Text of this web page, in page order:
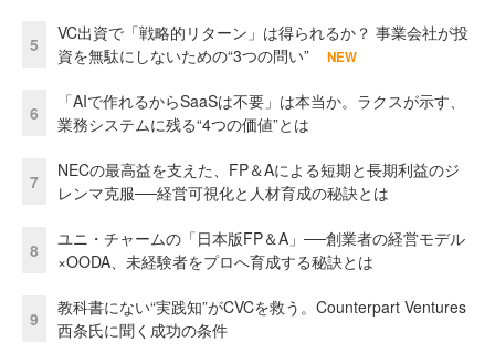
5
VC出資で「戦略的リターン」は得られるか？ 事業会社が投
資を無駄にしないための“3つの問い”
NEW
6
「AIで作れるからSaaSは不要」は本当か。ラクスが示す、
業務システムに残る“4つの価値”とは
7
NECの最高益を支えた、FP＆Aによる短期と長期利益のジ
レンマ克服──経営可視化と人材育成の秘訣とは
8
ユニ・チャームの「日本版FP＆A」──創業者の経営モデル
×OODA、未経験者をプロへ育成する秘訣とは
9
教科書にない“実践知”がCVCを救う。Counterpart Ventures
西条氏に聞く成功の条件